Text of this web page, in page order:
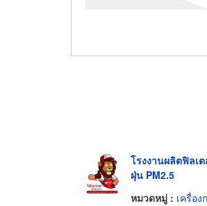
โรงงานผลิตฟิลเ
ฝุ่น PM2.5
หมวดหมู่ : เครื่อ